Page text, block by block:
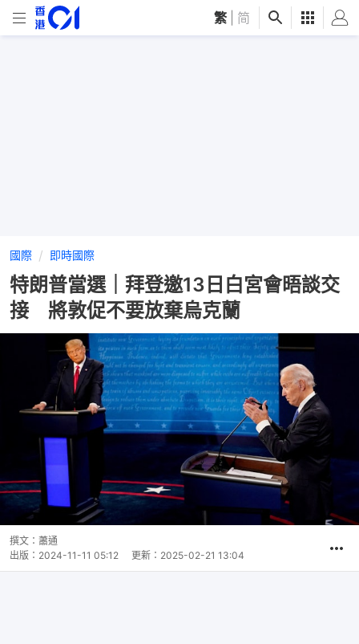
繁 简
國際 即時國際
特朗普當選｜拜登邀13日白宮會晤談交
接 將敦促不要放棄烏克蘭
撰文： 蕭通
出版： 2024-11-11 05:12 更新： 2025-02-21 13:04